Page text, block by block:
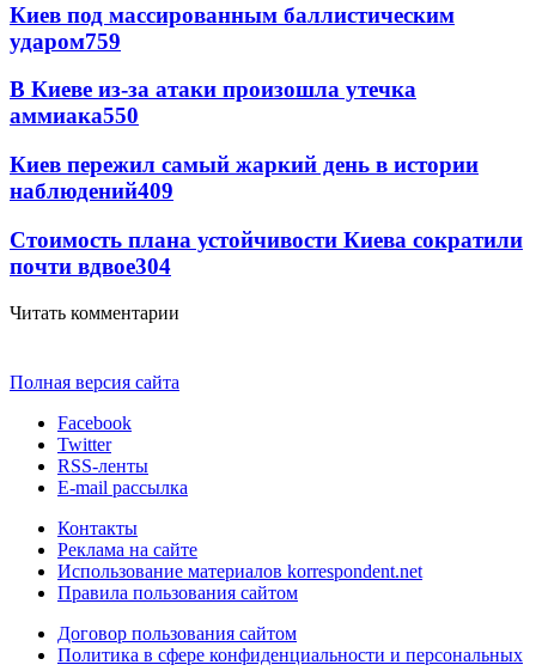
Киев под массированным баллистическим
ударом759
В Киеве из-за атаки произошла утечка
аммиака550
Киев пережил самый жаркий день в истории
наблюдений409
Стоимость плана устойчивости Киева сократили
почти вдвое304
Читать комментарии
Полная версия сайта
Facebook
Twitter
RSS-ленты
E-mail рассылка
Контакты
Реклама на сайте
Использование материалов korrespondent.net
Правила пользования сайтом
Договор пользования сайтом
Политика в сфере конфиденциальности и персональных